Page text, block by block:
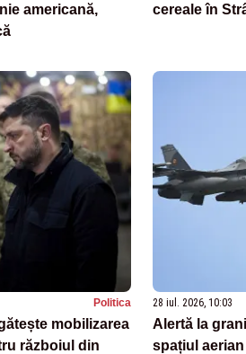
americană,
cereale în
Politica
mobilizarea
războiul din
28 iul. 2026, 10:03
Alertă la
spațiul